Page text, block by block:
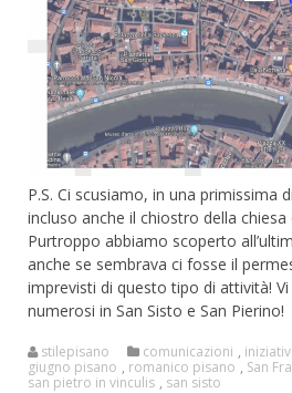
P.S. Ci scusiamo, in una primissima
incluso anche il chiostro della chiesa
Purtroppo abbiamo scoperto
anche se sembrava ci fosse il
imprevisti di questo tipo di attività!
numerosi in San Sisto e San Pierino!
stilepisano comunicazioni ,
giugno pisano , romanico pisano , San
san pietro in vinculis , san sisto